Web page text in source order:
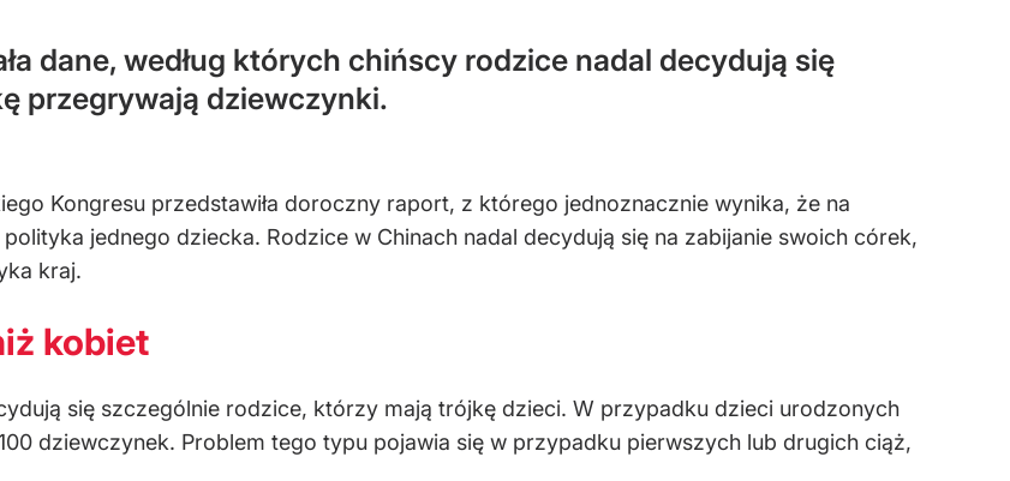
dane, według których chińscy rodzice nadal decydują się
przegrywają dziewczynki.
Kongresu przedstawiła doroczny raport, z którego jednoznacznie wynika, że na
jednego dziecka. Rodzice w Chinach nadal decydują się na zabijanie swoich córek,
kraj.
kobiet
się szczególnie rodzice, którzy mają trójkę dzieci. W przypadku dzieci urodzonych
dziewczynek. Problem tego typu pojawia się w przypadku pierwszych lub drugich ciąż,